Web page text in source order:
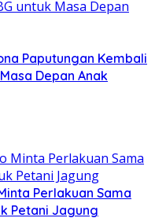
Paputungan Kembali
Depan Anak
Perlakuan Sama
Petani Jagung